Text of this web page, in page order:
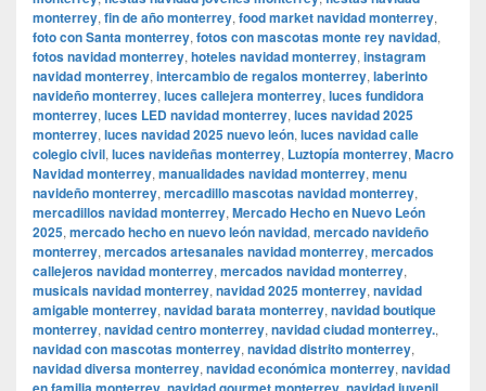
monterrey, fin de año monterrey, food market navidad monterrey,
foto con Santa monterrey, fotos con mascotas monte rey navidad,
fotos navidad monterrey, hoteles navidad monterrey, instagram
navidad monterrey, intercambio de regalos monterrey, laberinto
navideño monterrey, luces callejera monterrey, luces fundidora
monterrey, luces LED navidad monterrey, luces navidad 2025
monterrey, luces navidad 2025 nuevo león, luces navidad calle
colegio civil, luces navideñas monterrey, Luztopía monterrey, Macro
Navidad monterrey, manualidades navidad monterrey, menu
navideño monterrey, mercadillo mascotas navidad monterrey,
mercadillos navidad monterrey, Mercado Hecho en Nuevo León
2025, mercado hecho en nuevo león navidad, mercado navideño
monterrey, mercados artesanales navidad monterrey, mercados
callejeros navidad monterrey, mercados navidad monterrey,
musicals navidad monterrey, navidad 2025 monterrey, navidad
amigable monterrey, navidad barata monterrey, navidad boutique
monterrey, navidad centro monterrey, navidad ciudad monterrey.,
navidad con mascotas monterrey, navidad distrito monterrey,
navidad diversa monterrey, navidad económica monterrey, navidad
, ,